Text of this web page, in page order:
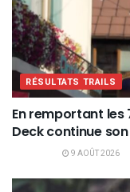
RÉSULTATS TRAILS
En remportant les
Deck continue
9 AOÛT 2026